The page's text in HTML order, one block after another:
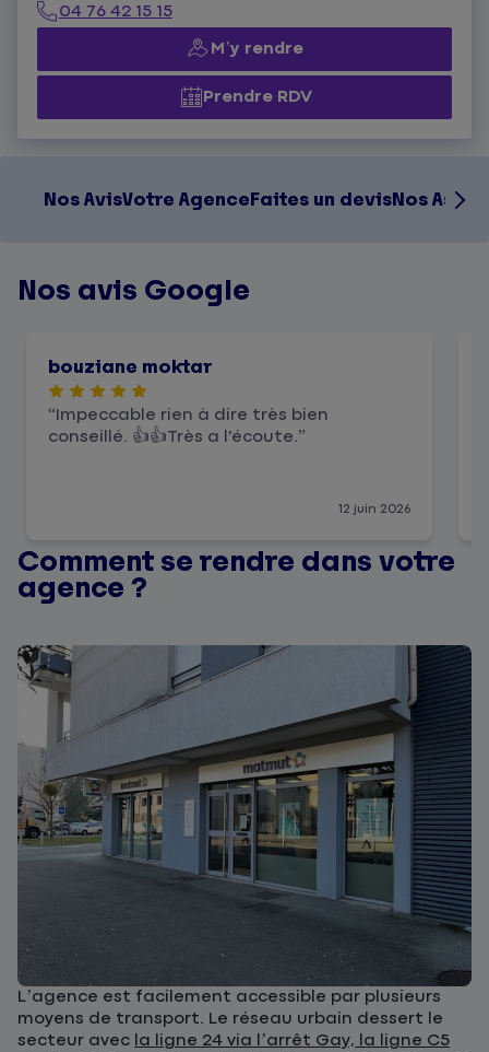
04 76 42 15 15
M’y rendre
Prendre RDV
Nos AvisVotre AgenceFaites un devisNos
Nos avis Google
bouziane moktar
12 juin 2026
Impeccable rien à dire très bien
conseillé. 👍👍Très a l'écoute.
Comment se rendre dans votre
agence ?
L’agence est facilement accessible par plusieurs
moyens de transport. Le réseau urbain dessert le
secteur avec la ligne 24 via l’arrêt Gay, la ligne C5